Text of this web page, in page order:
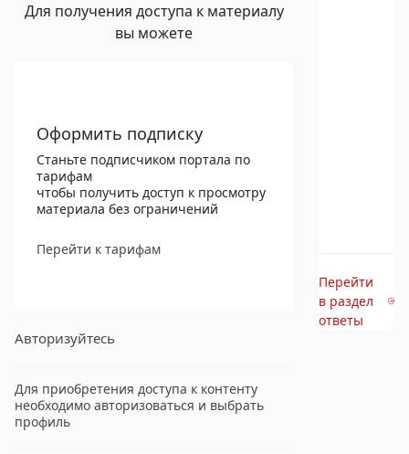
Для получения доступа к материалу
вы можете
Оформить подписку
Станьте подписчиком портала по
тарифам
чтобы получить доступ к просмотру
материала без ограничений
Перейти к тарифам
Авторизуйтесь
Для приобретения доступа к контенту
необходимо авторизоваться и выбрать
профиль
Перейти
в раздел
ответы